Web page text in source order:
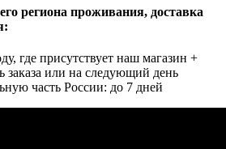
региона проживания, доставка
где присутствует наш магазин +
заказа или на следующий день
часть России: до 7 дней